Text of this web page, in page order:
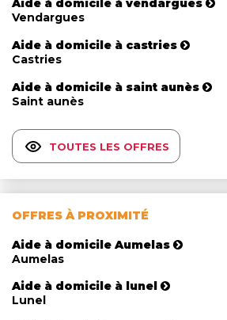
Aide à domicile à vendargues
Vendargues
Aide à domicile à castries
Castries
Aide à domicile à saint aunès
Saint aunès
TOUTES LES OFFRES
OFFRES À PROXIMITÉ
Aide à domicile Aumelas
Aumelas
Aide à domicile à lunel
Lunel